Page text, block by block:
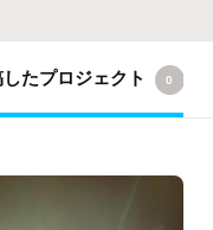
たプロジェクト 0